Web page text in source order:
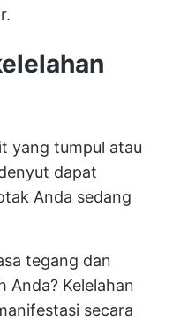
yang tumpul atau
dapat
Anda sedang
tegang dan
Anda? Kelelahan
secara